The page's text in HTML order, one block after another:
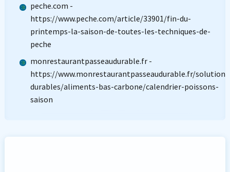
peche.com -
https://www.peche.com/article/33901/fin-du-
printemps-la-saison-de-toutes-les-techniques-de-
peche
monrestaurantpasseaudurable.fr -
https://www.monrestaurantpasseaudurable.fr/
durables/aliments-bas-carbone/calendrier-poissons-
saison